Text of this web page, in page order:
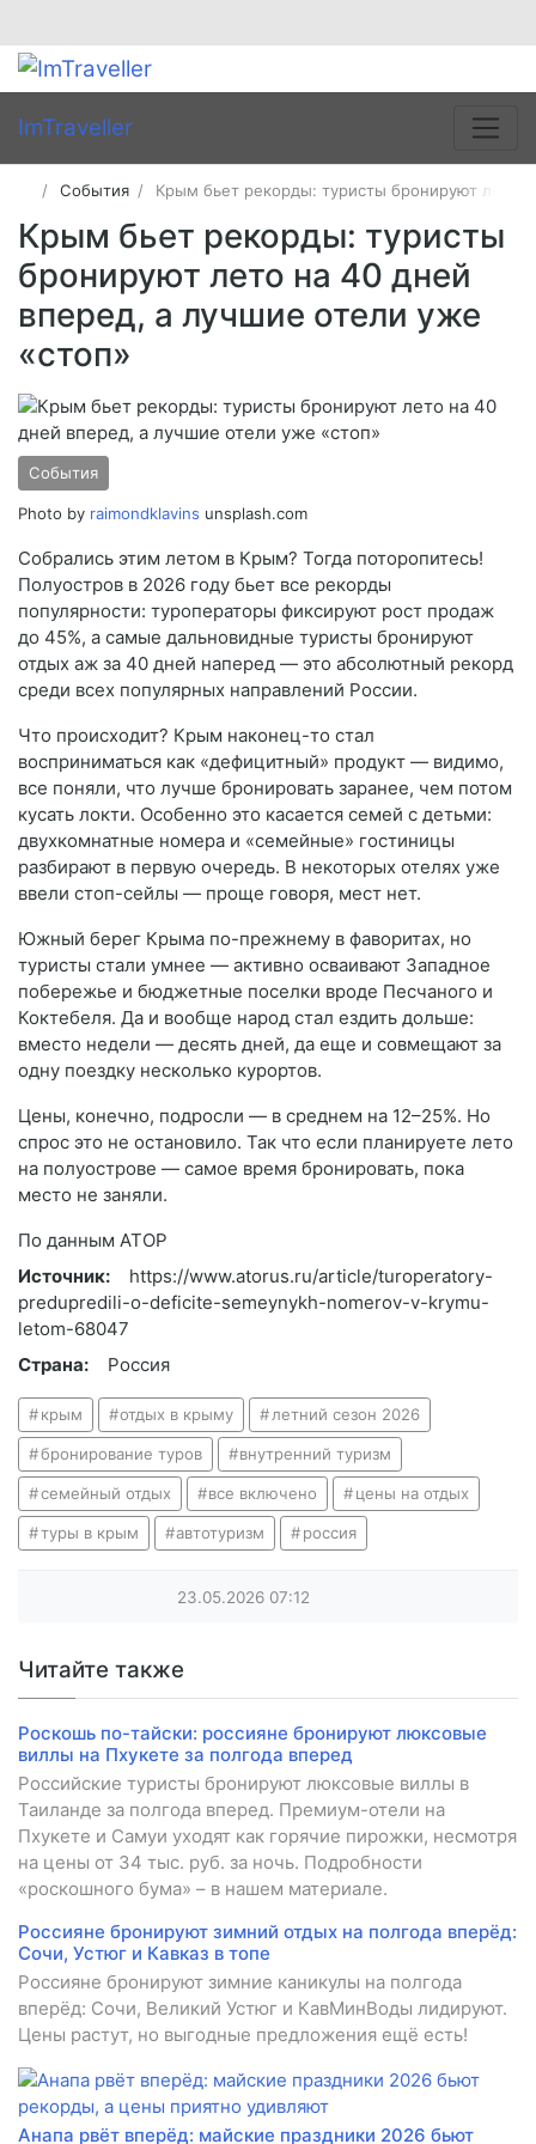
ImTraveller
События Крым бьет рекорды: туристы бронируют лето
Крым бьет рекорды: туристы
бронируют лето на 40 дней
вперед, а лучшие отели уже
«стоп»
События
Photo by raimondklavins unsplash.com
Собрались этим летом в Крым? Тогда поторопитесь!
Полуостров в 2026 году бьет все рекорды
популярности: туроператоры фиксируют рост продаж
до 45%, а самые дальновидные туристы бронируют
отдых аж за 40 дней наперед — это абсолютный рекорд
среди всех популярных направлений России.
Что происходит? Крым наконец-то стал
восприниматься как «дефицитный» продукт — видимо,
все поняли, что лучше бронировать заранее, чем потом
кусать локти. Особенно это касается семей с детьми:
двухкомнатные номера и «семейные» гостиницы
разбирают в первую очередь. В некоторых отелях уже
ввели стоп-сейлы — проще говоря, мест нет.
Южный берег Крыма по-прежнему в фаворитах, но
туристы стали умнее — активно осваивают Западное
побережье и бюджетные поселки вроде Песчаного и
Коктебеля. Да и вообще народ стал ездить дольше:
вместо недели — десять дней, да еще и совмещают за
одну поездку несколько курортов.
Цены, конечно, подросли — в среднем на 12–25%. Но
спрос это не остановило. Так что если планируете лето
на полуострове — самое время бронировать, пока
место не заняли.
По данным АТОР
Источник:
https://www.atorus.ru/article/turoperatory-
predupredili-o-deficite-semeynykh-nomerov-v-krymu-
letom-68047
Страна:
Россия
крым отдых в крыму летний сезон 2026
бронирование туров внутренний туризм
семейный отдых все включено цены на отдых
туры в крым автотуризм россия
23.05.2026 07:12
Читайте также
Роскошь по-тайски: россияне бронируют люксовые
виллы на Пхукете за полгода вперед
Российские туристы бронируют люксовые виллы в
Таиланде за полгода вперед. Премиум-отели на
Пхукете и Самуи уходят как горячие пирожки, несмотря
на цены от 34 тыс. руб. за ночь. Подробности
«роскошного бума» – в нашем материале.
Россияне бронируют зимний отдых на полгода вперёд:
Сочи, Устюг и Кавказ в топе
Россияне бронируют зимние каникулы на полгода
вперёд: Сочи, Великий Устюг и КавМинВоды лидируют.
Цены растут, но выгодные предложения ещё есть!
Анапа рвёт вперёд: майские праздники 2026 бьют